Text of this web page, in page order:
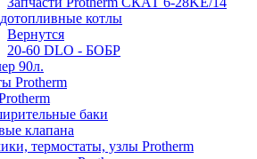
котлы
Вернутся
20-60 DLO - БОБР
90л.
Protherm
баки
клапана
термостаты, узлы Protherm